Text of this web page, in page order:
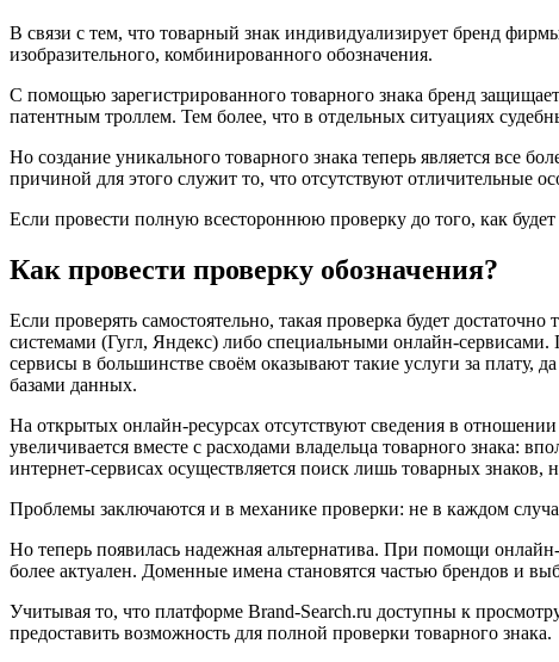
В связи с тем, что товарный знак индивидуализирует бренд
изобразительного, комбинированного обозначения.
С помощью зарегистрированного товарного знака бренд
патентным троллем. Тем более, что в отдельных ситуациях
Но создание уникального товарного знака теперь является все
причиной для этого служит то, что отсутствуют отличительные
Если провести полную всестороннюю проверку до того, как
Как провести проверку обозначения?
Если проверять самостоятельно, такая проверка будет
системами (Гугл, Яндекс) либо специальными онлайн-
сервисы в большинстве своём оказывают такие услуги за плату,
базами данных.
На открытых онлайн-ресурсах отсутствуют сведения в
увеличивается вместе с расходами владельца товарного знака:
интернет-сервисах осуществляется поиск лишь товарных
Проблемы заключаются и в механике проверки: не в каждом
Но теперь появилась надежная альтернатива. При помощи
более актуален. Доменные имена становятся частью брендов и
Учитывая то, что платформе Brand-Search.ru доступны к
предоставить возможность для полной проверки товарного знака.